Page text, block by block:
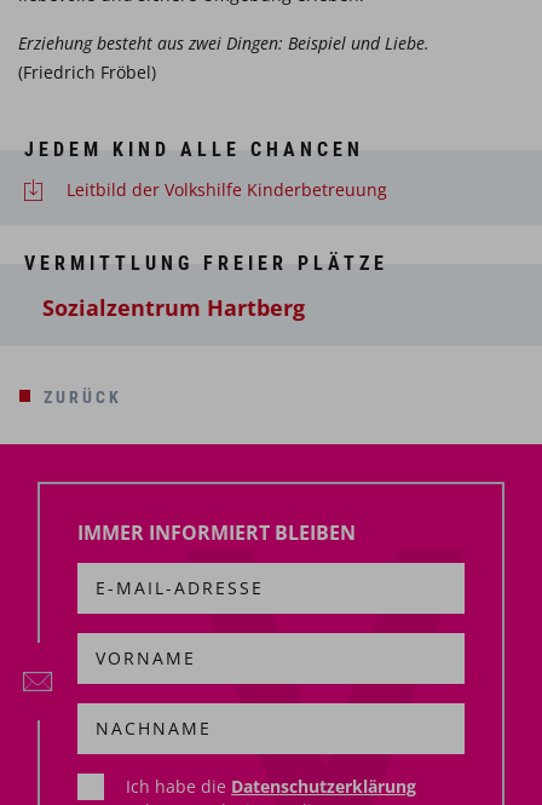
Erziehung besteht aus zwei Dingen: Beispiel und Liebe.
(Friedrich Fröbel)
JEDEM KIND ALLE CHANCEN
Leitbild der Volkshilfe Kinderbetreuung
VERMITTLUNG FREIER PLÄTZE
Sozialzentrum Hartberg
ZURÜCK
IMMER INFORMIERT BLEIBEN
Ich habe die Datenschutzerklärung